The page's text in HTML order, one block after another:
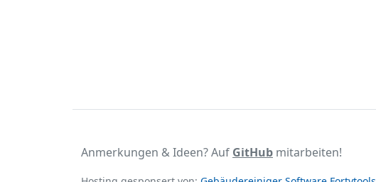
Anmerkungen & Ideen? Auf GitHub mitarbeiten!